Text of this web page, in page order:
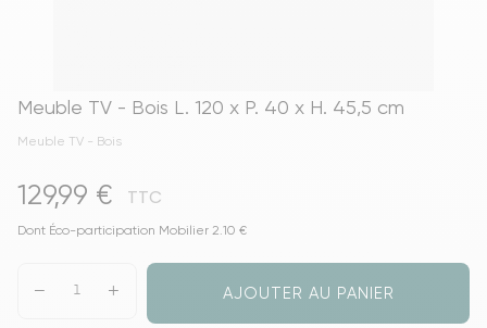
Meuble TV - Bois L. 120 x P. 40 x H. 45,5 cm
Meuble TV - Bois
129,99 € TTC
Dont Éco-participation Mobilier 2.10 €
AJOUTER AU PANIER